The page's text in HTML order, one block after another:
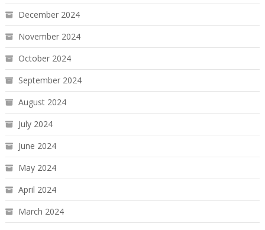
December 2024
November 2024
October 2024
September 2024
August 2024
July 2024
June 2024
May 2024
April 2024
March 2024